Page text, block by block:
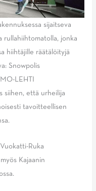
sijaitseva
rullahiihtomatolla, jonka
hiihtäjille räätälöityjä
Snowpolis
LEHTI
siihen, että urheilija
tavoitteellisen
Ruka
Kajaanin